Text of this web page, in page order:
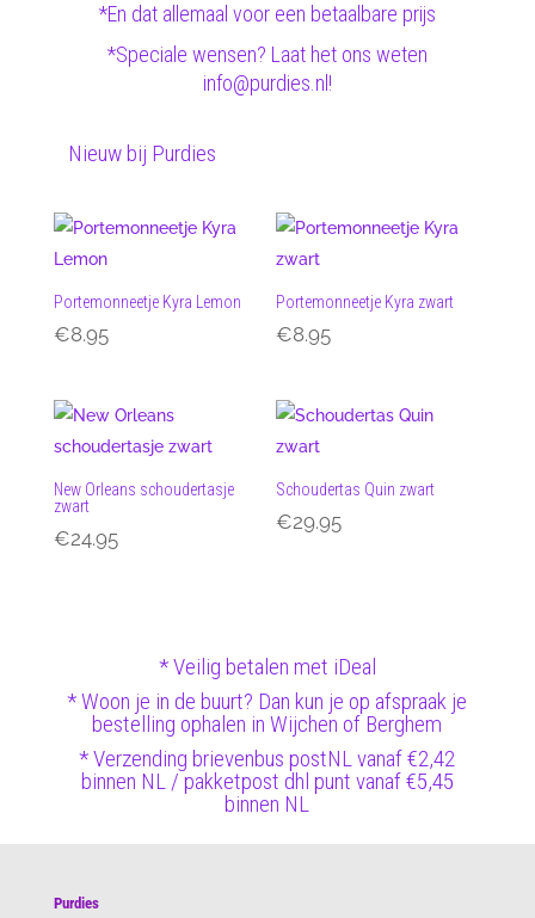
*En dat allemaal voor een betaalbare prijs
*Speciale wensen? Laat het ons weten
info@purdies.nl!
Nieuw bij Purdies
Portemonneetje Kyra Lemon
€8.95
Portemonneetje Kyra zwart
€8.95
New Orleans schoudertasje
zwart
€24.95
Schoudertas Quin zwart
€29.95
* Veilig betalen met iDeal
* Woon je in de buurt? Dan kun je op afspraak je
bestelling ophalen in Wijchen of Berghem
* Verzending brievenbus postNL vanaf €2,42
binnen NL / pakketpost dhl punt vanaf €5,45
binnen NL
Purdies